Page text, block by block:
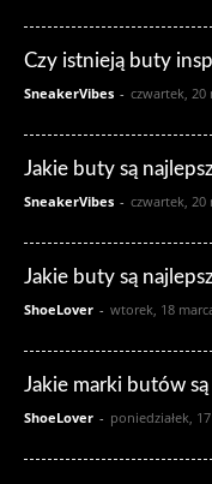
Czy istnieją buty
SneakerVibes - czwartek, 20
Jakie buty są
SneakerVibes - czwartek, 20
Jakie buty są
ShoeLover - wtorek, 18
Jakie marki butów
ShoeLover - poniedziałek,